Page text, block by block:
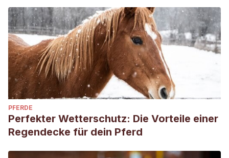
PFERDE
Perfekter Wetterschutz: Die Vorteile einer
Regendecke für dein Pferd